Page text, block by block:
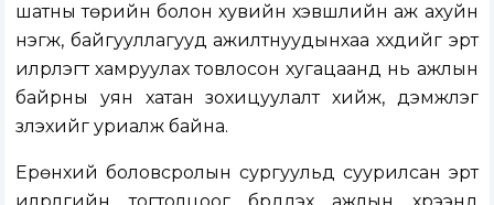
шатны төрийн болон хувийн хэвшлийн аж ахуйн
нэгж, байгууллагууд ажилтнуудынхаа хүүхдийг эрт
илрүүлэгт хамруулах товлосон хугацаанд нь ажлын
байрны уян хатан зохицуулалт хийж, дэмжлэг
үзүүлэхийг уриалж байна.
Ерөнхий боловсролын сургуульд суурилсан эрт